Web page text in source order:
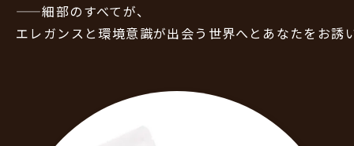
——細部のすべてが、
エレガンスと環境意識が出会う世界へとあなたをお誘